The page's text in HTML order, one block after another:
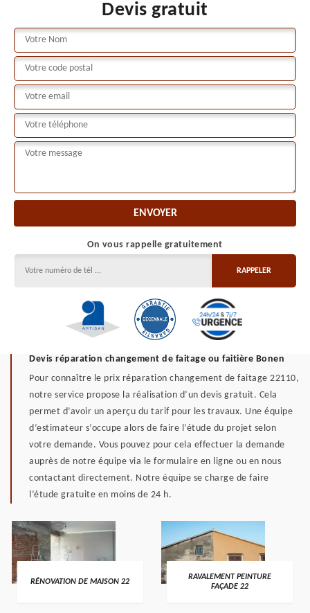
Devis gratuit
On vous rappelle gratuitement
Devis réparation changement de faitage ou faitière Bonen
Pour connaître le prix réparation changement de faitage 22110,
notre service propose la réalisation d’un devis gratuit. Cela
permet d’avoir un aperçu du tarif pour les travaux. Une équipe
d’estimateur s’occupe alors de faire l’étude du projet selon
votre demande. Vous pouvez pour cela effectuer la demande
auprès de notre équipe via le formulaire en ligne ou en nous
contactant directement. Notre équipe se charge de faire
l’étude gratuite en moins de 24 h.
RÉNOVATION DE MAISON 22
RAVALEMENT PEINTURE
FAÇADE 22